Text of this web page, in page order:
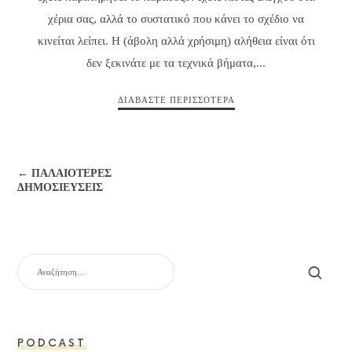
χέρια σας, αλλά το συστατικό που κάνει το σχέδιο να
κινείται λείπει. Η (άβολη αλλά χρήσιμη) αλήθεια είναι ότι
δεν ξεκινάτε με τα τεχνικά βήματα,...
ΔΙΑΒΆΣΤΕ ΠΕΡΙΣΣΌΤΕΡΑ
← ΠΑΛΑΙΌΤΕΡΕΣ
ΔΗΜΟΣΙΕΎΣΕΙΣ
PODCAST